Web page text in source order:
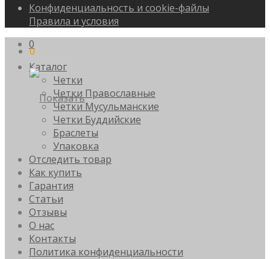
0
Конфиденциальность и cookie-файлы
Правила и условия
0
Каталог
Четки
Четки Православные
Четки Мусульманские
Четки Буддийские
Браслеты
Упаковка
Отследить товар
Как купить
Гарантия
Статьи
Отзывы
О нас
Контакты
Политика конфиденциальности